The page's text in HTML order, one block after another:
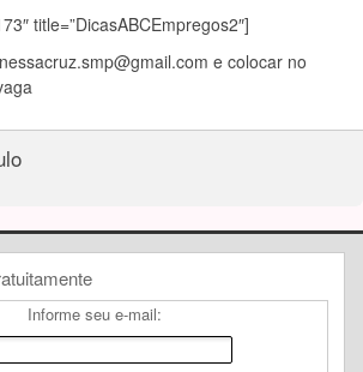
title=”DicasABCEmpregos2″]
e colocar no
Informe seu e-mail: